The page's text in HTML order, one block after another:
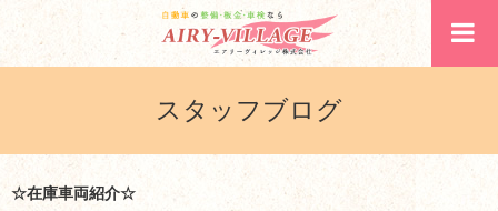
スタッフブログ
☆在庫車両紹介☆